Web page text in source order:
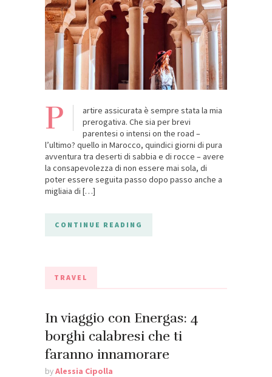
P
artire assicurata è sempre stata la mia
prerogativa. Che sia per brevi
parentesi o intensi on the road –
l’ultimo? quello in Marocco, quindici giorni di pura
avventura tra deserti di sabbia e di rocce – avere
la consapevolezza di non essere mai sola, di
poter essere seguita passo dopo passo anche a
migliaia di […]
CONTINUE READING
TRAVEL
In viaggio con Energas: 4
borghi calabresi che ti
faranno innamorare
byAlessia Cipolla